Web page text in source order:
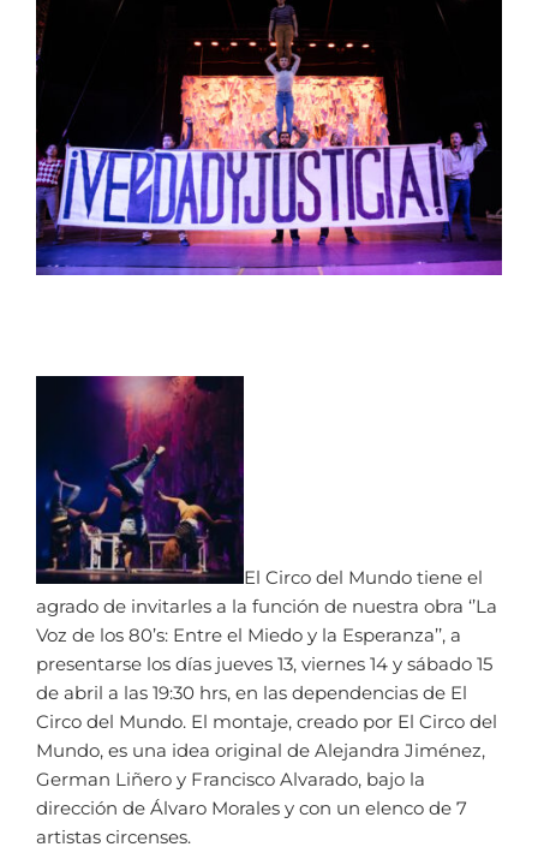
El Circo del Mundo tiene el
agrado de invitarles a la función de nuestra obra ‘’La
Voz de los 80’s: Entre el Miedo y la Esperanza’’, a
presentarse los días jueves 13, viernes 14 y sábado 15
de abril a las 19:30 hrs, en las dependencias de El
Circo del Mundo. El montaje, creado por El Circo del
Mundo, es una idea original de Alejandra Jiménez,
German Liñero y Francisco Alvarado, bajo la
dirección de Álvaro Morales y con un elenco de 7
artistas circenses.